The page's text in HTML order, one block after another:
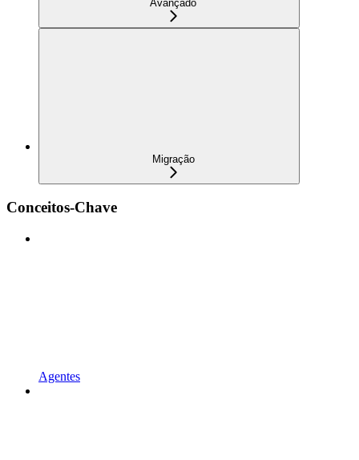
Avançado
Migração
Conceitos-Chave
Agentes